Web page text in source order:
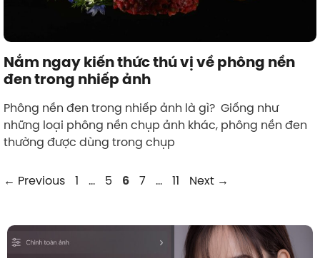
Nắm ngay kiến thức thú vị về phông nền
đen trong nhiếp ảnh
Phông nền đen trong nhiếp ảnh là gì? Giống như
những loại phông nền chụp ảnh khác, phông nền đen
thường được dùng trong chụp
← Previous Page
1 … Page
5 Page
6 Page
7 … Page
11 Next →